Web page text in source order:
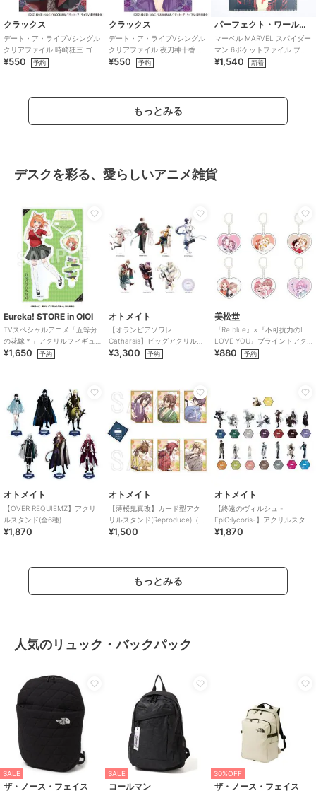
クラックス
デート・ア・ライブVシングル
クリアファイル 時崎狂三 ゴシ
ックドール
¥550 予約
クラックス
デート・ア・ライブVシングル
クリアファイル 夜刀神十香 ゴ
シックドール
¥550 予約
パーフェクト・ワールド・トーキョー
マーベル MARVEL スパイダー
マン 6ポケットファイル ブラ
ック クリアファイル 文具
¥1,540 新着
もっとみる
デスクを彩る、愛らしいアニメ雑貨
Eureka! STORE in OIOI
TVスペシャルアニメ「五等分
の花嫁＊」アクリルフィギュ
ア 四葉
¥1,650 予約
オトメイト
【オランピアソワレ
Catharsis】ビッグアクリルス
タンド(全7種)
¥3,300 予約
美松堂
『Re:blue』×『不可抗力のI
LOVE YOU』ブラインドアク
リルキーホルダー（全6種）
¥880 予約
オトメイト
【OVER REQUIEMZ】アクリ
ルスタンド(全6種)
¥1,870
オトメイト
【薄桜鬼真改】カード型アク
リルスタンド(Reproduce)（ラ
ンダム全6種）
¥1,500
オトメイト
【終遠のヴィルシュ -
EpiC:lycoris-】アクリルスタン
ド(全15種)
¥1,870
もっとみる
人気のリュック・バックパック
SALE
ザ・ノース・フェイス
SALE
コールマン
30%OFF
ザ・ノース・フェイス